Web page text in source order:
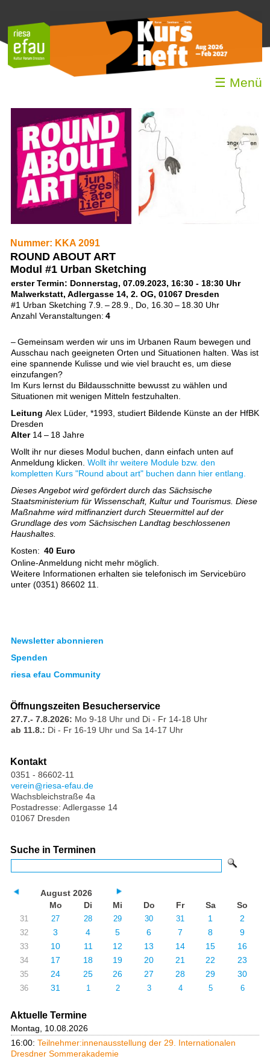
☰ Menü
Nummer: KKA 2091
ROUND ABOUT ART
Modul #1 Urban Sketching
erster Termin: Donnerstag, 07.09.2023, 16:30 - 18:30 Uhr
Malwerkstatt, Adlergasse 14, 2. OG, 01067 Dresden
#1 Urban Sketching 7.9. – 28.9., Do, 16.30 – 18.30 Uhr
Anzahl Veranstaltungen: 4
– Gemeinsam werden wir uns im Urbanen Raum bewegen und
Ausschau nach geeigneten Orten und Situationen halten. Was ist
eine spannende Kulisse und wie viel braucht es, um diese
einzufangen?
Im Kurs lernst du Bildausschnitte bewusst zu wählen und
Situationen mit wenigen Mitteln festzuhalten.
Leitung Alex Lüder, *1993, studiert Bildende Künste an der HfBK
Dresden
Alter 14 – 18 Jahre
Wollt ihr nur dieses Modul buchen, dann einfach unten auf
Anmeldung klicken. Wollt ihr weitere Module bzw. den
kompletten Kurs "Round about art" buchen dann hier entlang.
Dieses Angebot wird gefördert durch das Sächsische
Staatsministerium für Wissenschaft, Kultur und Tourismus. Diese
Maßnahme wird mitfinanziert durch Steuermittel auf der
Grundlage des vom Sächsischen Landtag beschlossenen
Haushaltes.
Kosten: 40 Euro
Online-Anmeldung nicht mehr möglich.
Weitere Informationen erhalten sie telefonisch im Servicebüro
unter (0351) 86602 11.
Newsletter abonnieren
Spenden
riesa efau Community
Öffnungszeiten Besucherservice
27.7.- 7.8.2026: Mo 9-18 Uhr und Di - Fr 14-18 Uhr
ab 11.8.: Di - Fr 16-19 Uhr und Sa 14-17 Uhr
Kontakt
0351 - 86602-11
verein
riesa-efau.de
Wachsbleichstraße 4a
Postadresse: Adlergasse 14
01067 Dresden
Suche in Terminen
August 2026
Mo
Di Mi Do Fr Sa So
31 27 28 29 30 31 1 2
32 3 4 5 6 7 8 9
33 10 11 12 13 14 15 16
34 17 18 19 20 21 22 23
35 24 25 26 27 28 29 30
36 31 1 2 3 4 5 6
Aktuelle Termine
Montag, 10.08.2026
16:00: Teilnehmer:innenausstellung der 29. Internationalen
Dresdner Sommerakademie